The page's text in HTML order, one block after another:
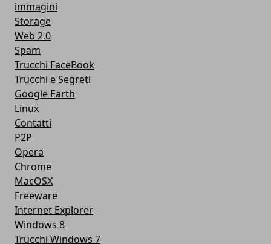
immagini
Storage
Web 2.0
Spam
Trucchi FaceBook
Trucchi e Segreti
Google Earth
Linux
Contatti
P2P
Opera
Chrome
MacOSX
Freeware
Internet Explorer
Windows 8
Trucchi Windows 7